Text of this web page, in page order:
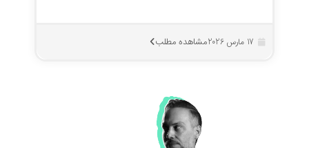
مشاهده مطلب